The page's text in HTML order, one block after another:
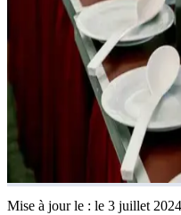
Mise à jour le : le 3 juillet 2024